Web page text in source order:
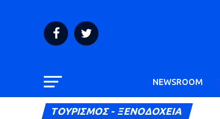
NEWSROOM
ΤΟΥΡΙΣΜΟΣ - ΞΕΝΟΔΟΧΕΙΑ